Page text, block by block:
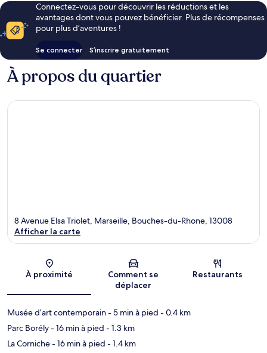
Connectez-vous pour découvrir les réductions et les
avantages dont vous pouvez bénéficier. Plus de récompenses
pour plus d’aventures !
Se connecter S’inscrire gratuitement
À propos du quartier
Carte
8 Avenue Elsa Triolet, Marseille, Bouches-du-Rhone, 13008
Afficher la carte
À proximité
Comment se
déplacer
Restaurants
Musée d’art contemporain- 5 min à pied - 0.4 km
Parc Borély- 16 min à pied - 1.3 km
La Corniche- 16 min à pied - 1.4 km